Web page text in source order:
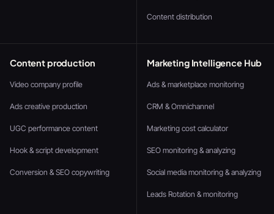
Content distribution
Content production
Video company profile
Ads creative production
UGC performance content
Hook & script development
Conversion & SEO copywriting
Marketing Intelligence Hub
Ads & marketplace monitoring
CRM & Omnichannel
Marketing cost calculator
SEO monitoring & analyzing
Social media monitoring & analyzing
Leads Rotation & monitoring